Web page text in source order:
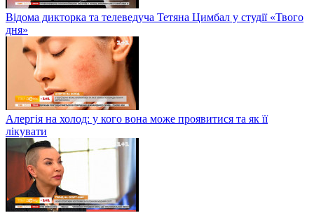
Відома дикторка та телеведуча Тетяна Цимбал у студії «Твого
дня»
Алергія на холод: у кого вона може проявитися та як її
лікувати